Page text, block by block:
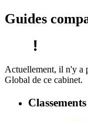
Guides
Actuellement, il n'y a
Global de ce cabinet.
Classements